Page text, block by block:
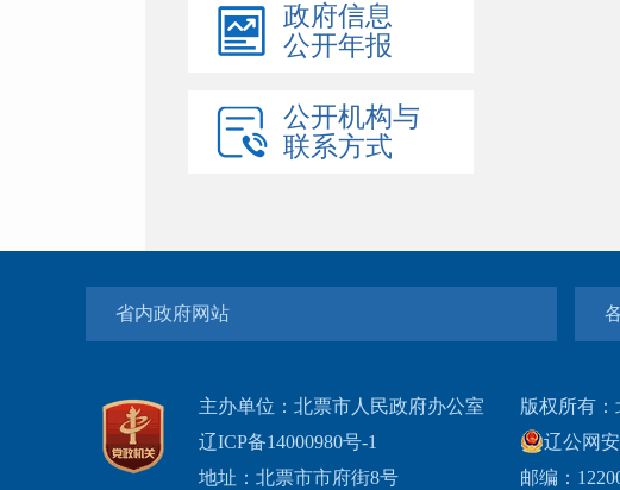
政府信息
公开年报
公开机构与
联系方式
省内政府网站
主办单位：北票市人民政府办公室
辽ICP备14000980号-1
地址：北票市市府街8号
版权所有
辽公网
邮编：